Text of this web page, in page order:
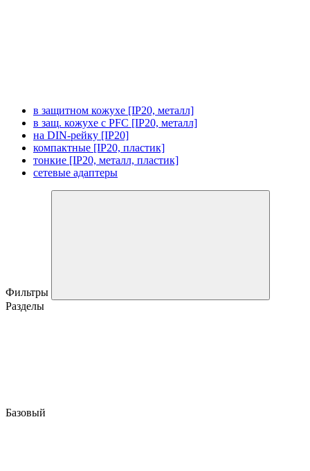
в защитном кожухе [IP20, металл]
в защ. кожухе с PFC [IP20, металл]
на DIN-рейку [IP20]
компактные [IP20, пластик]
тонкие [IP20, металл, пластик]
сетевые адаптеры
Фильтры
Разделы
Базовый